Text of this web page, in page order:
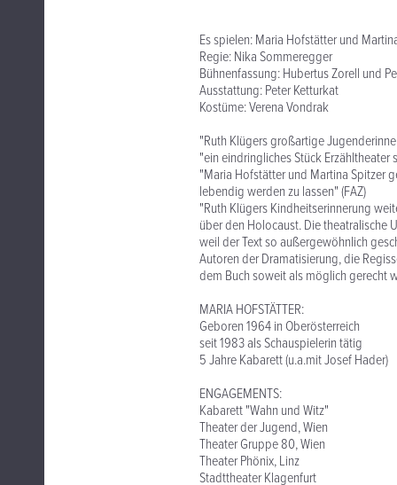
Es spielen: Maria Hofstätter und
Regie: Nika Sommeregger
Bühnenfassung: Hubertus Zorell und
Ausstattung: Peter Ketturkat
Kostüme: Verena Vondrak
"Ruth Klügers großartige
"ein eindringliches Stück Erzähltheater
"Maria Hofstätter und Martina Spitzer
lebendig werden zu lassen" (FAZ)
"Ruth Klügers Kindheitserinnerung
über den Holocaust. Die theatralische
weil der Text so außergewöhnlich
Autoren der Dramatisierung, die
dem Buch soweit als möglich gerecht
MARIA HOFSTÄTTER:
Geboren 1964 in Oberösterreich
seit 1983 als Schauspielerin tätig
5 Jahre Kabarett (u.a.mit Josef Hader)
ENGAGEMENTS:
Kabarett "Wahn und Witz"
Theater der Jugend, Wien
Theater Gruppe 80, Wien
Theater Phönix, Linz
Stadttheater Klagenfurt